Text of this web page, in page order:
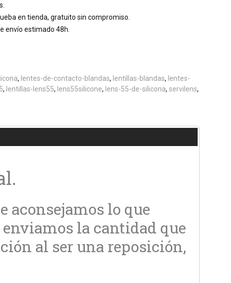
en tienda, gratuito sin compromiso.
envío estimado 48h.
lentes-de-contacto-blandas lentillas-blandas
lentes-
lentillas-lens55 lens55silicone lens-55-de-silicona servilens
aconsejamos lo que
la cantidad que
al ser una reposición,